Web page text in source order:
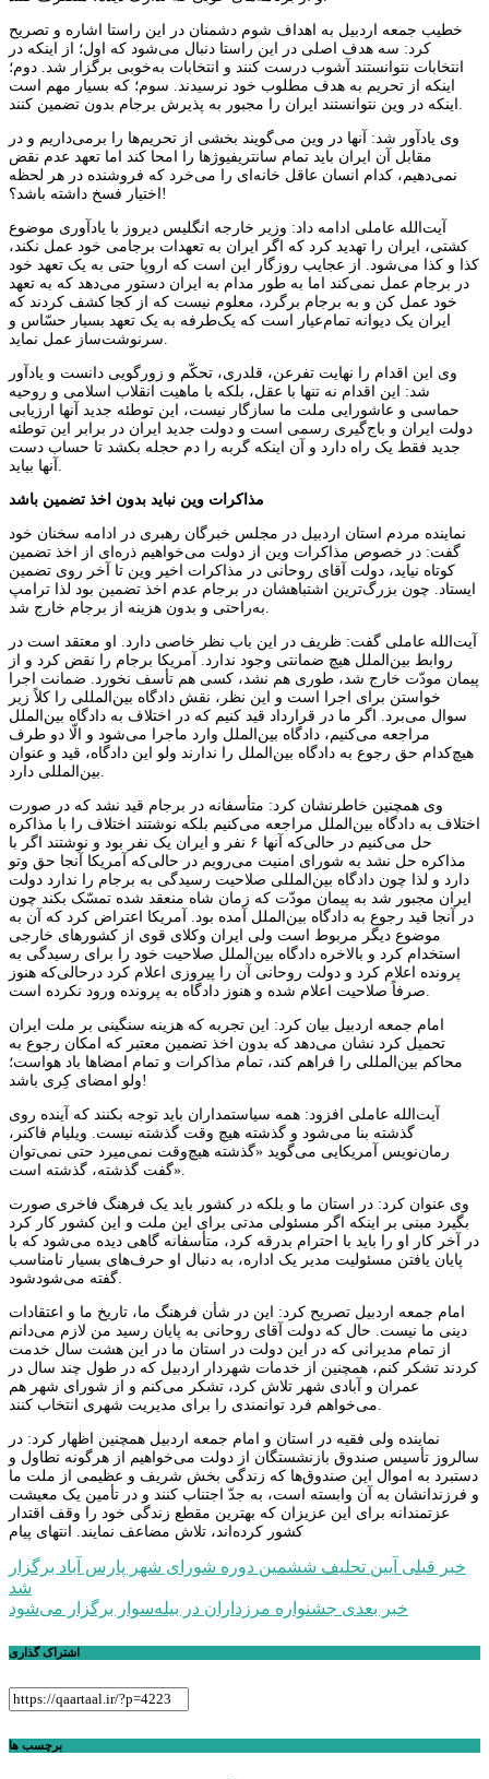
خطیب جمعه اردبیل به اهداف شوم دشمنان در این راستا اشاره و تصریح
کرد: سه هدف اصلی در این راستا دنبال می‌شود که اول؛ از اینکه در
انتخابات نتوانستند آشوب درست کنند و انتخابات به‌خوبی برگزار شد. دوم؛
اینکه از تحریم به هدف مطلوب خود نرسیدند. سوم؛ که بسیار مهم است
وی یادآور شد: آنها در وین می‌گویند بخشی از تحریم‌ها را برمی‌داریم و در
مقابل آن ایران باید تمام سانتریفیوژها را امحا کند اما تعهد عدم نقض
نمی‌دهیم، کدام انسان عاقل خانه‌ای را می‌خرد که فروشنده در هر لحظه
اختیار فسخ داشته باشد؟!
آیت‌الله عاملی ادامه داد: وزیر خارجه انگلیس دیروز با یادآوری موضوع
کشتی، ایران را تهدید کرد که اگر ایران به تعهدات برجامی خود عمل نکند،
کذا و کذا می‌شود. از عجایب روزگار این است که اروپا حتی به یک تعهد خود
در برجام عمل نمی‌کند اما به طور مدام به ایران دستور می‌دهد که به تعهد
خود عمل کن و به برجام برگرد، معلوم نیست که از کجا کشف کردند که
ایران یک دیوانه تمام‌عیار است که یک‌طرفه به یک تعهد بسیار حسّاس و
وی این اقدام را نهایت تفرعن، قلدری، تحکّم و زورگویی دانست و یادآور
شد: این اقدام نه تنها با عقل، بلکه با ماهیت انقلاب اسلامی و روحیه
حماسی و عاشورایی ملت ما سازگار نیست، این توطئه جدید آنها ارزیابی
دولت ایران و باج‌گیری رسمی است و دولت جدید ایران در برابر این توطئه
جدید فقط یک راه دارد و آن اینکه گربه را دم حجله بکشد تا حساب دست
مذاکرات وین نباید بدون اخذ تضمین باشد
نماینده مردم استان اردبیل در مجلس خبرگان رهبری در ادامه سخنان خود
گفت: در خصوص مذاکرات وین از دولت می‌خواهیم ذره‌ای از اخذ تضمین
کوتاه نیاید، دولت آقای روحانی در مذاکرات اخیر وین تا آخر روی تضمین
ایستاد. چون بزرگ‌ترین اشتباهشان در برجام عدم اخذ تضمین بود لذا ترامپ
آیت‌الله عاملی گفت: ظریف در این باب نظر خاصی دارد. او معتقد است در
روابط بین‌الملل هیچ ضمانتی وجود ندارد. آمریکا برجام را نقض کرد و از
پیمان مودّت خارج شد، طوری هم نشد، کسی هم تأسف نخورد. ضمانت اجرا
خواستن برای اجرا است و این نظر، نقش دادگاه بین‌المللی را کلاً زیر
سوال می‌برد. اگر ما در قرارداد قید کنیم که در اختلاف به دادگاه بین‌الملل
مراجعه می‌کنیم، دادگاه بین‌الملل وارد ماجرا می‌شود و الّا دو طرف
هیچ‌کدام حق رجوع به دادگاه بین‌الملل را ندارند ولو این دادگاه، قید و عنوان
وی همچنین خاطرنشان کرد: متأسفانه در برجام قید نشد که در صورت
اختلاف به دادگاه بین‌الملل مراجعه می‌کنیم بلکه نوشتند اختلاف را با مذاکره
حل می‌کنیم در حالی‌که آنها ۶ نفر و ایران یک نفر بود و نوشتند اگر با
مذاکره حل نشد به شورای امنیت می‌رویم در حالی‌که آمریکا آنجا حق وتو
دارد و لذا چون دادگاه بین‌المللی صلاحیت رسیدگی به برجام را ندارد دولت
ایران مجبور شد به پیمان مودّت که زمان شاه منعقد شده تمسّک بکند چون
در آنجا قید رجوع به دادگاه بین‌الملل آمده بود. آمریکا اعتراض کرد که آن به
موضوع دیگر مربوط است ولی ایران وکلای قوی از کشورهای خارجی
استخدام کرد و بالاخره دادگاه بین‌الملل صلاحیت خود را برای رسیدگی به
پرونده اعلام کرد و دولت روحانی آن را پیروزی اعلام کرد درحالی‌که هنوز
امام جمعه اردبیل بیان کرد: این تجربه که هزینه سنگینی بر ملت ایران
تحمیل کرد نشان می‌دهد که بدون اخذ تضمین معتبر که امکان رجوع به
محاکم بین‌المللی را فراهم کند، تمام مذاکرات و تمام امضاها باد هواست؛
ولو امضای کِری باشد!
آیت‌الله عاملی افزود: همه سیاستمداران باید توجه بکنند که آینده روی
گذشته بنا می‌شود و گذشته هیچ وقت گذشته نیست. ویلیام فاکنر،
رمان‌نویس آمریکایی می‌گوید «گذشته هیچ‌وقت نمی‌میرد حتی نمی‌توان
گفت گذشته، گذشته است».
وی عنوان کرد: در استان ما و بلکه در کشور باید یک فرهنگ فاخری صورت
بگیرد مبنی بر اینکه اگر مسئولی مدتی برای این ملت و این کشور کار کرد
در آخر کار او را باید با احترام بدرقه کرد، متأسفانه گاهی دیده می‌شود که با
پایان یافتن مسئولیت مدیر یک اداره، به دنبال او حرف‌های بسیار نامناسب
امام جمعه اردبیل تصریح کرد: این در شأن فرهنگ ما، تاریخ ما و اعتقادات
دینی ما نیست. حال که دولت آقای روحانی به پایان رسید من لازم می‌دانم
از تمام مدیرانی که در این دولت در استان ما در این هشت سال خدمت
کردند تشکر کنم، همچنین از خدمات شهردار اردبیل که در طول چند سال در
عمران و آبادی شهر تلاش کرد، تشکر می‌کنم و از شورای شهر هم
نماینده ولی فقیه در استان و امام جمعه اردبیل همچنین اظهار کرد: در
سالروز تأسیس صندوق بازنشستگان از دولت می‌خواهیم از هرگونه تطاول و
دستبرد به اموال این صندوق‌ها که زندگی بخش شریف و عظیمی از ملت ما
و فرزندانشان به آن وابسته است، به جدّ اجتناب کنند و در تأمین یک معیشت
عزتمندانه برای این عزیزان که بهترین مقطع زندگی خود را وقف اقتدار
کشور کرده‌اند، تلاش مضاعف نمایند. انتهای پیام
راهبری
نوشته
خبر قبلی آیین تحلیف ششمین دوره شورای شهر پارس آباد برگزار
شد
خبر بعدی جشنواره مرزداران در بیله‌سوار برگزار می‌شود
اشتراک گذاری
برچسب ها